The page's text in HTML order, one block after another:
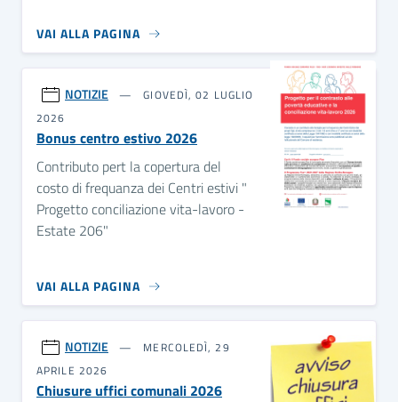
VAI ALLA PAGINA
NOTIZIE
GIOVEDÌ, 02 LUGLIO
2026
Bonus centro estivo 2026
Contributo pert la copertura del
costo di frequanza dei Centri estivi "
Progetto conciliazione vita-lavoro -
Estate 206"
VAI ALLA PAGINA
NOTIZIE
MERCOLEDÌ, 29
APRILE 2026
Chiusure uffici comunali 2026